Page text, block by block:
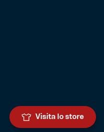
Visita lo store